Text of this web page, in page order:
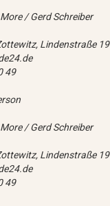
/ Gerd Schreiber
Lindenstraße 19
49
/ Gerd Schreiber
Lindenstraße 19
49